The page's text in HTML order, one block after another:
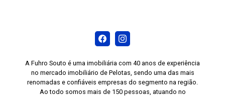
A Fuhro Souto é uma imobiliária com 40 anos de experiência
no mercado imobiliário de Pelotas, sendo uma das mais
renomadas e confiáveis empresas do segmento na região.
Ao todo somos mais de 150 pessoas, atuando no